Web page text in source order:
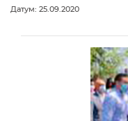
Датум: 25.09.2020